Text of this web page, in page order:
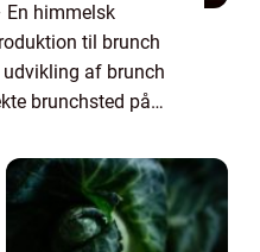
En himmelsk
til brunch
af brunch
brunchsted på
for mad- o...